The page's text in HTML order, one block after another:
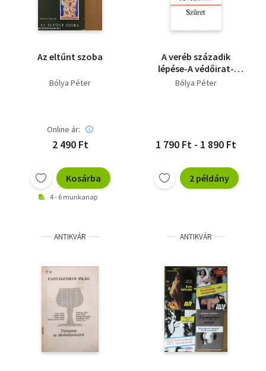
Az eltűnt szoba
Bólya Péter
Online ár:
2 490 Ft
Kosárba
4 - 6 munkanap
A veréb századik
lépése-A védőirat-
Szüret
Bólya Péter
1 790 Ft - 1 890 Ft
2 példány
ANTIKVÁR ANTIKVÁR